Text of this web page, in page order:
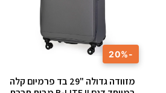
-20%
מזוודה גדולה "29 בד פרמיום קלה